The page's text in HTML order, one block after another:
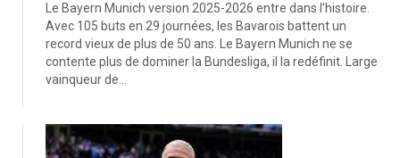
Le Bayern Munich version 2025-2026 entre dans l’histoire.
Avec 105 buts en 29 journées, les Bavarois battent un
record vieux de plus de 50 ans. Le Bayern Munich ne se
contente plus de dominer la Bundesliga, il la redéfinit. Large
vainqueur de...